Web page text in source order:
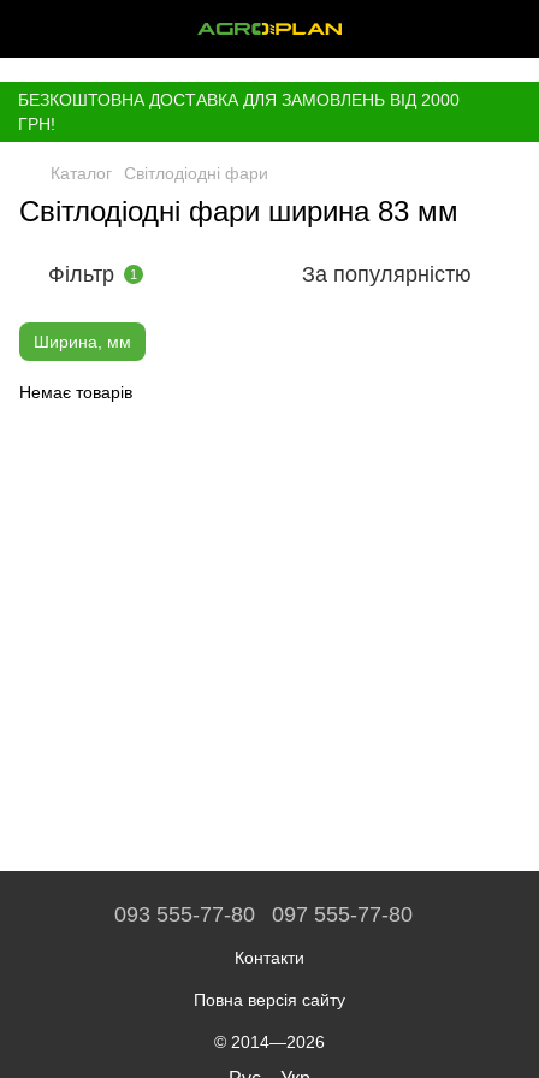
БЕЗКОШТОВНА ДОСТАВКА ДЛЯ ЗАМОВЛЕНЬ ВІД 2000
ГРН!
Каталог Світлодіодні фари
Світлодіодні фари ширина 83 мм
Фільтр 1 За популярністю
Ширина, мм
Немає товарів
093 555-77-80 097 555-77-80
Контакти
Повна версія сайту
© 2014—2026